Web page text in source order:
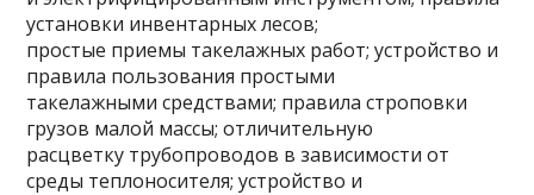
установки инвентарных лесов;
простые приемы такелажных работ; устройство и
правила пользования простыми
такелажными средствами; правила строповки
грузов малой массы; отличительную
расцветку трубопроводов в зависимости от
среды теплоносителя; устройство и